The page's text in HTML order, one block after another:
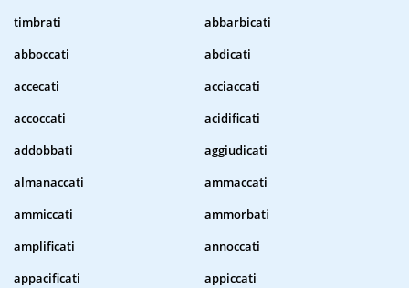
timbrati
abbarbicati
abboccati
abdicati
accecati
acciaccati
accoccati
acidificati
addobbati
aggiudicati
almanaccati
ammaccati
ammiccati
ammorbati
amplificati
annoccati
appacificati
appiccati